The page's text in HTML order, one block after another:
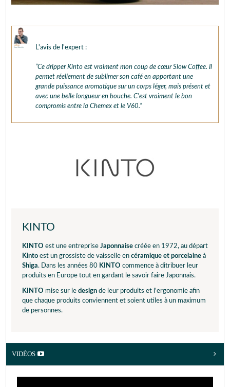
L'avis de l'expert :
“Ce dripper Kinto est vraiment mon coup de cœur Slow Coffee. Il
permet réellement de sublimer son café en apportant une
grande puissance aromatique sur un corps léger, mais présent et
avec une belle longueur en bouche. C'est vraiment le bon
compromis entre la Chemex et le V60.”
KINTO
KINTO est une entreprise Japonnaise créée en 1972, au départ
Kinto est un grossiste de vaisselle en céramique et porcelaine à
Shiga. Dans les années 80 KINTO commence à ditribuer leur
produits en Europe tout en gardant le savoir faire Japonnais.
KINTO mise sur le design de leur produits et l'ergonomie afin
que chaque produits conviennent et soient utiles à un maximum
de personnes.
VIDÉOS